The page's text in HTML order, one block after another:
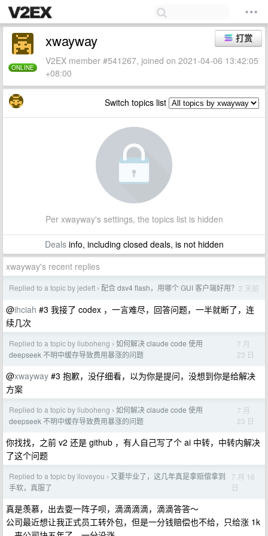
ONLINE
打赏
xwayway
V2EX member #541267, joined on 2021-04-06 13:42:05
+08:00
Switch topics list
Per xwayway's settings, the topics list is hidden
Dealsinfo, including closed deals, is not hidden
xwayway's recent replies
Replied to a topic by jedeft › 配合 dsv4 flash，用哪个 GUI 客户端好用？ 2 天前
@ihciah #3 我接了 codex ，一言难尽，回答问题，一半就断了，连
续几次
Replied to a topic by liuboheng › 如何解决 claude code 使用
deepseek 不明中缓存导致费用暴涨的问题
7 月
23 日
@xwayway #3 抱歉，没仔细看，以为你是提问，没想到你是给解决
方案
Replied to a topic by liuboheng › 如何解决 claude code 使用
deepseek 不明中缓存导致费用暴涨的问题
7 月
23 日
你找找，之前 v2 还是 github ，有人自己写了个 ai 中转，中转内解决
了这个问题
Replied to a topic by iloveyou › 又要毕业了，这几年真是拿赔偿拿到
手软，真服了
7 月 16
日
真是羡慕，出去耍一阵子呗，滴滴滴滴，滴滴答答～
公司最近想让我正式员工转外包，但是一分钱赔偿也不给，只给涨 1k